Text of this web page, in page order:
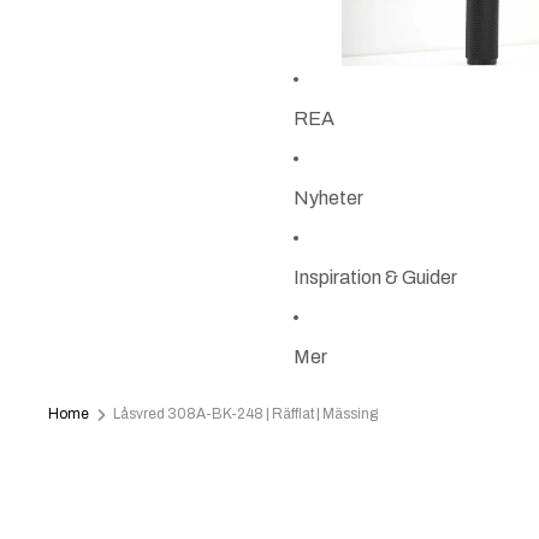
REA
Nyheter
Inspiration & Guider
Mer
Home Låsvred 308A-BK-248 | Räfflat | Mässing